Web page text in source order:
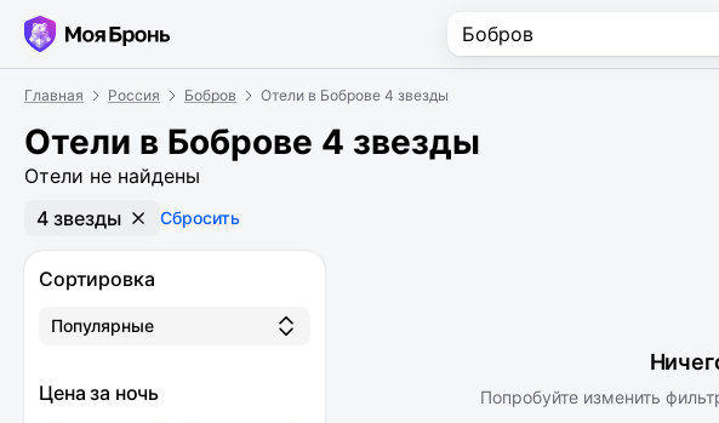
Главная Россия Бобров Отели в Боброве 4 звезды
Отели в Боброве 4 звезды
Отели не найдены
4 звезды Сбросить
Сортировка
Популярные
Цена за ночь Попробуйте изменить